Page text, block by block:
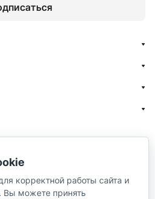
корректной работы сайта и
Вы можете принять